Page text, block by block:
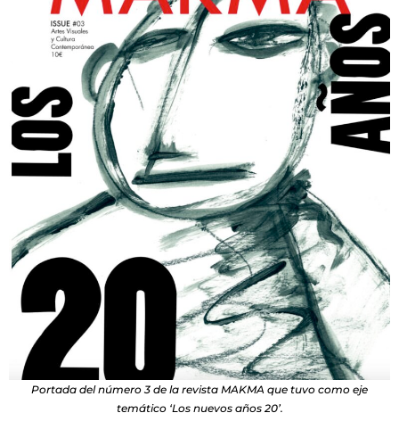
Portada del número 3 de la revista MAKMA que tuvo como eje
temático ‘Los nuevos años 20’.